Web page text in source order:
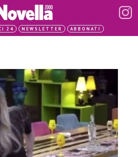
24 NEWSLETTER ABBONATI